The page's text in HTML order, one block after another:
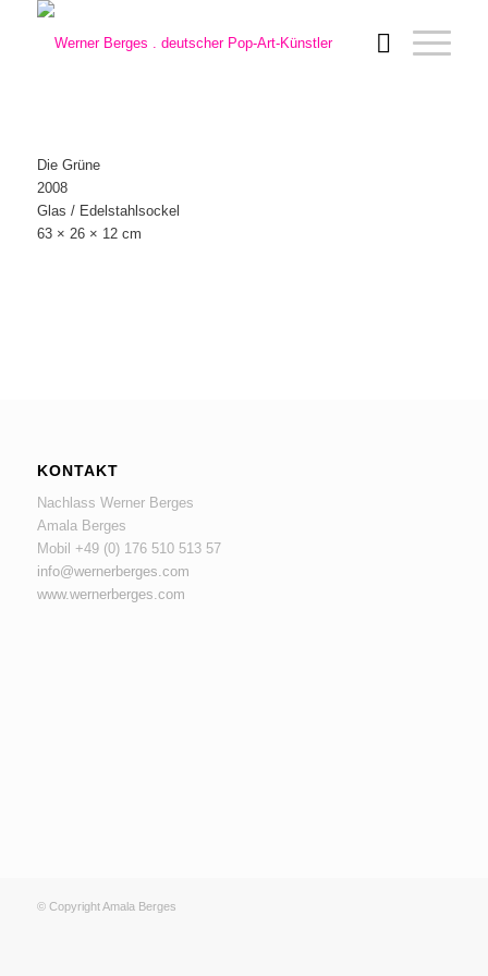
Die Grüne
2008
Glas / Edelstahlsockel
63 × 26 × 12 cm
KONTAKT
Nachlass Werner Berges
Amala Berges
Mobil +49 (0‭) 176 510 513 57‬
info@wernerberges.com
www.wernerberges.com
© Copyright Amala Berges